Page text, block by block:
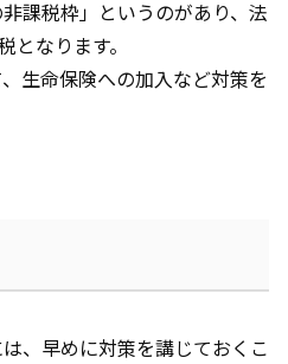
課税枠」というのがあり、法
となります。
生命保険への加入など対策を
、早めに対策を講じておくこ